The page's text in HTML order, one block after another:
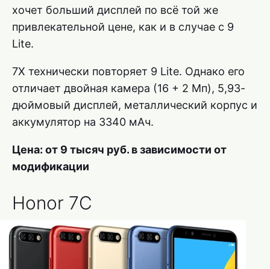
хочет больший дисплей по всё той же
привлекательной цене, как и в случае с 9
Lite.
7X технически повторяет 9 Lite. Однако его
отличает двойная камера (16 + 2 Мп), 5,93-
дюймовый дисплей, металлический корпус и
аккумулятор на 3340 мАч.
Цена: от 9 тысяч руб. в зависимости от
модификации
Honor 7C